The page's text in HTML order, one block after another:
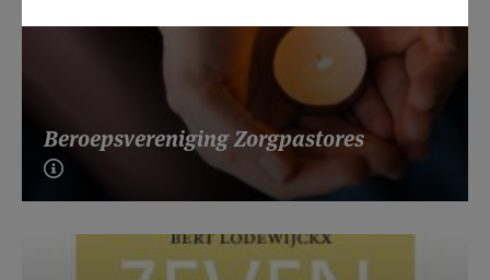
Beroepsvereniging Zorgpastores